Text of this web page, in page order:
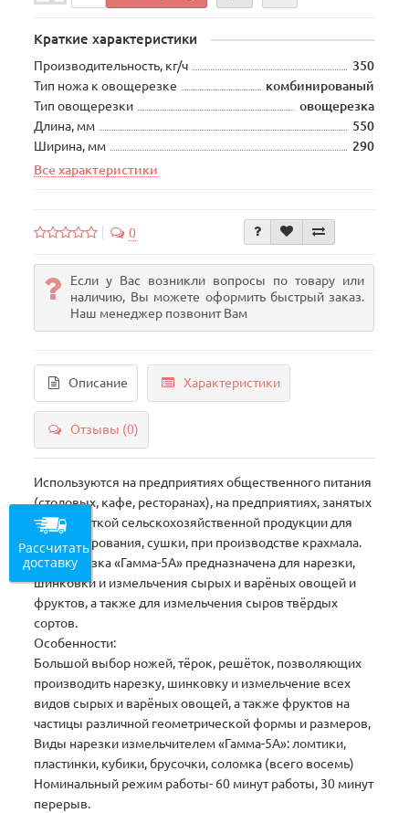
Краткие характеристики
Производительность, кг/ч
350
Тип ножа к овощерезке
комбинированый
Тип овощерезки
овощерезка
Длина, мм
550
Ширина, мм
290
Все характеристики
0
Если у Вас возникли вопросы по товару или
наличию, Вы можете оформить быстрый заказ.
Наш менеджер позвонит Вам
Описание Характеристики
Отзывы (0)
Используются на предприятиях общественного питания
(столовых, кафе, ресторанах), на предприятиях, занятых
переработкой сельскохозяйственной продукции для
консервирования, сушки, при производстве крахмала.
Овощерезка «Гамма-5А» предназначена для нарезки,
шинковки и измельчения сырых и варёных овощей и
фруктов, а также для измельчения сыров твёрдых
сортов.
Особенности:
Большой выбор ножей, тёрок, решёток, позволяющих
производить нарезку, шинковку и измельчение всех
видов сырых и варёных овощей, а также фруктов на
частицы различной геометрической формы и размеров,
Виды нарезки измельчителем «Гамма-5А»: ломтики,
пластинки, кубики, брусочки, соломка (всего восемь)
Номинальный режим работы- 60 минут работы, 30 минут
перерыв.
Рассчитать
доставку